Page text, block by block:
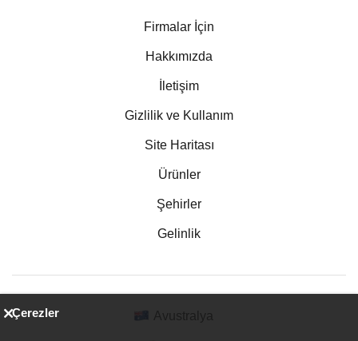
Firmalar İçin
Hakkımızda
İletişim
Gizlilik ve Kullanım
Site Haritası
Ürünler
Şehirler
Gelinlik
Çerezler